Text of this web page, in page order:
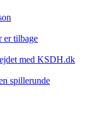
er tilbage
med KSDH.dk
spillerunde